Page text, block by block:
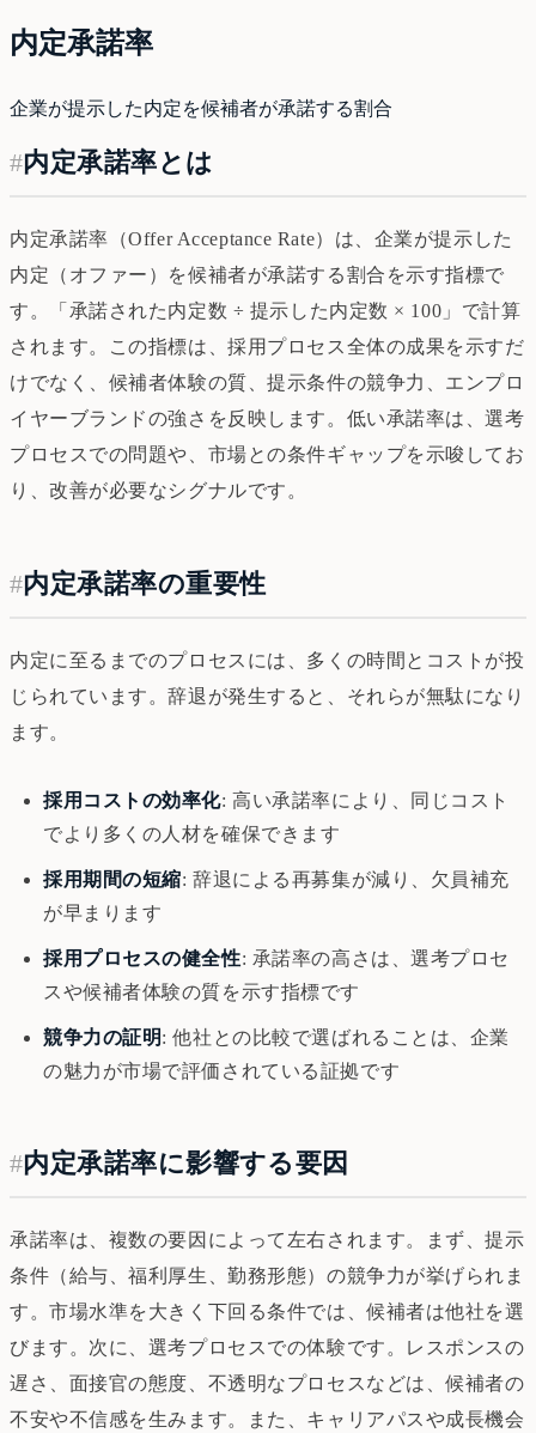
内定承諾率
企業が提示した内定を候補者が承諾する割合
#内定承諾率とは
内定承諾率（Offer Acceptance Rate）は、企業が提示した
内定（オファー）を候補者が承諾する割合を示す指標で
す。「承諾された内定数 ÷ 提示した内定数 × 100」で計算
されます。この指標は、採用プロセス全体の成果を示すだ
けでなく、候補者体験の質、提示条件の競争力、エンプロ
イヤーブランドの強さを反映します。低い承諾率は、選考
プロセスでの問題や、市場との条件ギャップを示唆してお
り、改善が必要なシグナルです。
#内定承諾率の重要性
内定に至るまでのプロセスには、多くの時間とコストが投
じられています。辞退が発生すると、それらが無駄になり
ます。
採用コストの効率化: 高い承諾率により、同じコスト
でより多くの人材を確保できます
採用期間の短縮: 辞退による再募集が減り、欠員補充
が早まります
採用プロセスの健全性: 承諾率の高さは、選考プロセ
スや候補者体験の質を示す指標です
競争力の証明: 他社との比較で選ばれることは、企業
の魅力が市場で評価されている証拠です
#内定承諾率に影響する要因
承諾率は、複数の要因によって左右されます。まず、提示
条件（給与、福利厚生、勤務形態）の競争力が挙げられま
す。市場水準を大きく下回る条件では、候補者は他社を選
びます。次に、選考プロセスでの体験です。レスポンスの
遅さ、面接官の態度、不透明なプロセスなどは、候補者の
不安や不信感を生みます。また、キャリアパスや成長機会